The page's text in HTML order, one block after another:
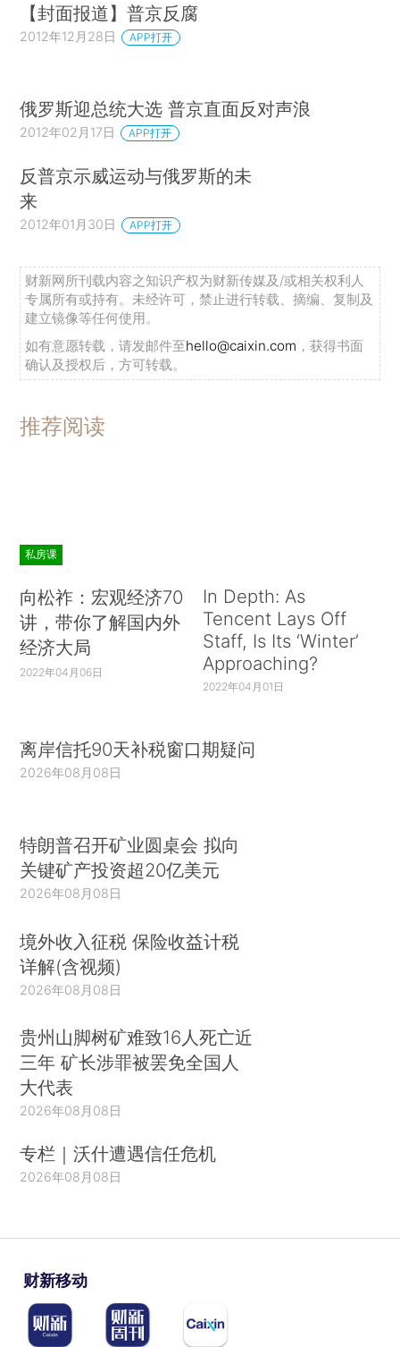
【封面报道】普京反腐
2012年12月28日 APP打开
俄罗斯迎总统大选 普京直面反对声浪
2012年02月17日 APP打开
反普京示威运动与俄罗斯的未
来
2012年01月30日 APP打开
财新网所刊载内容之知识产权为财新传媒及/或相关权利人
专属所有或持有。未经许可，禁止进行转载、摘编、复制及
建立镜像等任何使用。
如有意愿转载，请发邮件至hello@caixin.com ，获得书面
确认及授权后，方可转载。
推荐阅读
私房课
向松祚：宏观经济70
讲，带你了解国内外
经济大局
2022年04月06日
In Depth: As
Tencent Lays Off
Staff, Is Its ‘Winter’
Approaching?
2022年04月01日
离岸信托90天补税窗口期疑问
2026年08月08日
特朗普召开矿业圆桌会 拟向
关键矿产投资超20亿美元
2026年08月08日
境外收入征税 保险收益计税
详解(含视频)
2026年08月08日
贵州山脚树矿难致16人死亡近
三年 矿长涉罪被罢免全国人
大代表
2026年08月08日
专栏｜沃什遭遇信任危机
2026年08月08日
财新移动